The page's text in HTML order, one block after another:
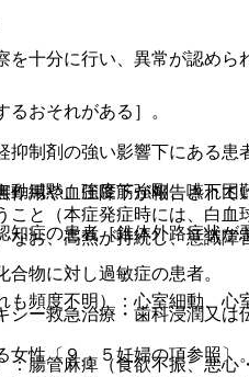
おそれがある］。
制剤の強い影響下にある患
用や血圧降下が報告されて
症の患者［錐体外路症状が
物に対し過敏症の患者。
ー救急治療・歯科浸潤又は
性〔９．５妊婦の項参照〕。
十分に行い、異常が認めら
緘黙、強度筋強剛、嚥下
と（本症発症時には、白
お、高熱が持続し、意識
頻度不明）：心室細動、
腸管麻痺（食欲不振、悪